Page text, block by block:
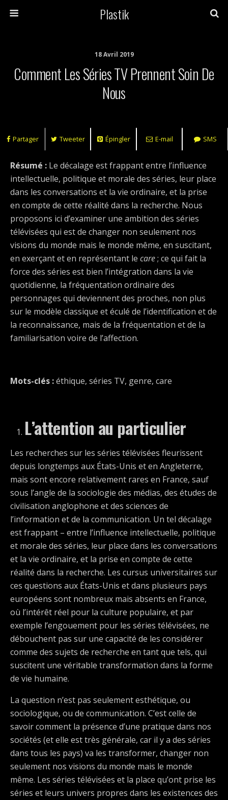
Plastik
18 Avril 2019
Comment Les Séries TV Prennent Soin De
Nous
Partager Tweeter Épingler E-mail SMS
Résumé : Le décalage est frappant entre l’influence
intellectuelle, politique et morale des séries, leur place
dans les conversations et la vie ordinaire, et la prise
en compte de cette réalité dans la recherche. Nous
proposons ici d’examiner une ambition des séries
télévisées qui est de changer non seulement nos
visions du monde mais le monde même, en suscitant,
en exerçant et en représentant le care; ce qui fait la
force des séries est bien l’intégration dans la vie
quotidienne, la fréquentation ordinaire des
personnages qui deviennent des proches, non plus
sur le modèle classique et éculé de l’identification et de
la reconnaissance, mais de la fréquentation et de la
familiarisation voire de l’affection.
Mots-clés :éthique, séries TV, genre, care
L’attention au particulier
Les recherches sur les séries télévisées fleurissent
depuis longtemps aux États-Unis et en Angleterre,
mais sont encore relativement rares en France, sauf
sous l’angle de la sociologie des médias, des études de
civilisation anglophone et des sciences de
l’information et de la communication. Un tel décalage
est frappant – entre l’influence intellectuelle, politique
et morale des séries, leur place dans les conversations
et la vie ordinaire, et la prise en compte de cette
réalité dans la recherche. Les cursus universitaires sur
ces questions aux États-Unis et dans plusieurs pays
européens sont nombreux mais absents en France,
où l’intérêt réel pour la culture populaire, et par
exemple l’engouement pour les séries télévisées, ne
débouchent pas sur une capacité de les considérer
comme des sujets de recherche en tant que tels, qui
suscitent une véritable transformation dans la forme
de vie humaine.
La question n’est pas seulement esthétique, ou
sociologique, ou de communication. C’est celle de
savoir comment la présence d’une pratique dans nos
sociétés (et elle est très générale, car il y a des séries
dans tous les pays) va les transformer, changer non
seulement nos visions du monde mais le monde
même. Les séries télévisées et la place qu’ont prise les
séries et leurs univers propres dans les existences des